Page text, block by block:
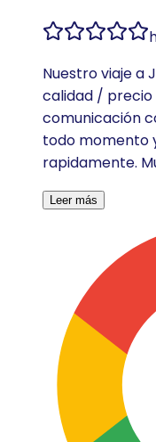
Nuestro viaje a
calidad / precio
comunicación
todo momento
rapidamente.
Leer más